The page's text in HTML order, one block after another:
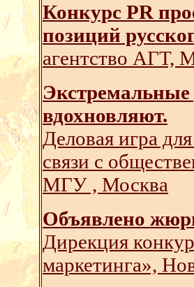
Конкурс PR
позиций
агентство АГТ,
Экстремальные
вдохновляют.
Деловая игра
связи с
МГУ , Москва
Объявлено
Дирекция
маркетинга»,